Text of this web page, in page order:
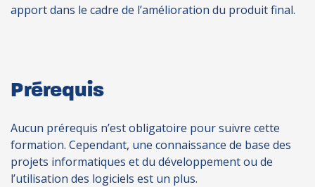
apport dans le cadre de l’amélioration du produit final.
Prérequis
Aucun prérequis n’est obligatoire pour suivre cette
formation. Cependant, une connaissance de base des
projets informatiques et du développement ou de
l’utilisation des logiciels est un plus.